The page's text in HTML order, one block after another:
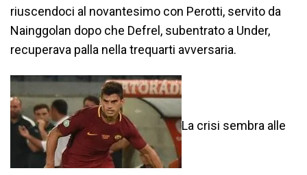
riuscendoci al novantesimo con Perotti, servito da
Nainggolan dopo che Defrel, subentrato a Under,
recuperava palla nella trequarti avversaria.
La crisi sembra alle